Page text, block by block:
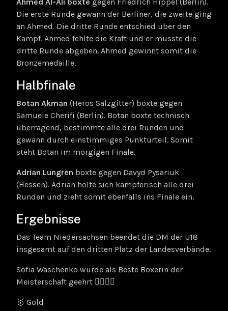
Die erste Runde gewann der Berliner, die zweite ging
an Ahmed. Die dritte Runde entschied über den
Kampf. Ahmed fehlte die Kraft und er musste die
dritte Runde abgeben. Ahmed gewinnt somit die
Bronzemedaille.
Halbfinale
Botan Akman (Heros Salzgitter) boxte gegen
Samuele Cherifi (Berlin). Botan boxte technisch
überragend, bestimmte alle drei Runden und
gewann durch einstimmiges Punkturteil. Somit
steht Botan im morgigen Finale.
Adrian Lungren boxte gegen Davyd Pysariuk
(Hessen). Adrian holte sich kämpferisch alle drei
Runden und zieht somit ebenfalls ins Finale ein.
Ergebnisse
Das Team Niedersachsen beendet die DM der U18
insgesamt auf den dritten Platz der Landesverbände.
Sofia Waschenko wurde als Beste Boxerin der
Meisterschaft geehrt 👍🏼💪🏼
🥇 Gold